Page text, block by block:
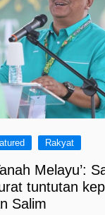
Rakyat
Melayu’:
tuntutan
Salim